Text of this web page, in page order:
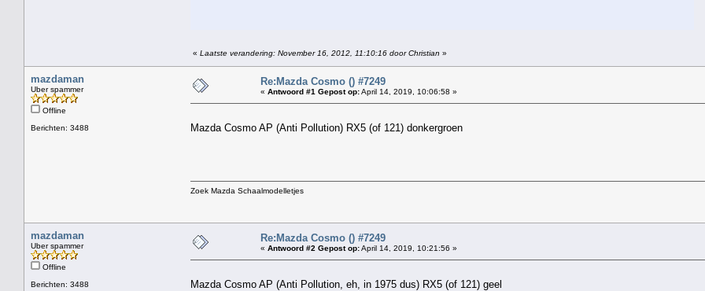
« Laatste verandering: November 16, 2012, 11:10:16 door Christian »
mazdaman
Uber spammer
Offline
Berichten: 3488
Re:Mazda Cosmo () #7249
« Antwoord #1 Gepost op:April 14, 2019, 10:06:58 »
Mazda Cosmo AP (Anti Pollution) RX5 (of 121) donkergroen
Zoek Mazda Schaalmodelletjes
mazdaman
Uber spammer
Offline
Berichten: 3488
Re:Mazda Cosmo () #7249
« Antwoord #2 Gepost op:April 14, 2019, 10:21:56 »
Mazda Cosmo AP (Anti Pollution, eh, in 1975 dus) RX5 (of 121) geel